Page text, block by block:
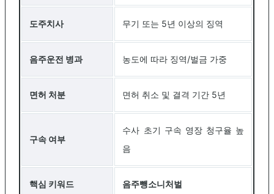
도주치사 무기 또는 5년 이상의 징역
음주운전 병과 농도에 따라 징역/벌금 가중
면허 처분 면허 취소 및 결격 기간 5년
구속 여부
수사 초기 구속 영장 청구율 높
음
핵심 키워드 음주뺑소니처벌